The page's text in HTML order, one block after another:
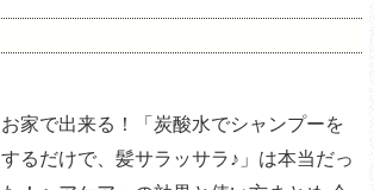
お家で出来る！「炭酸水でシャンプーを
するだけで、髪サラッサラ♪」は本当だっ